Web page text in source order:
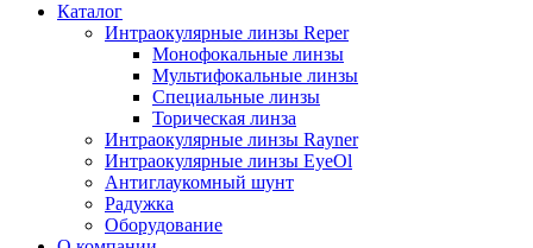
Каталог
Интраокулярные линзы Reper
Монофокальные линзы
Мультифокальные линзы
Специальные линзы
Торическая линза
Интраокулярные линзы Rayner
Интраокулярные линзы EyeOl
Антиглаукомный шунт
Радужка
Оборудование